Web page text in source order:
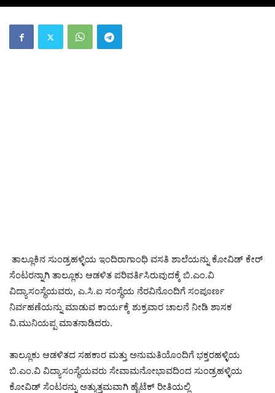
ತಾಲ್ಲೂಕಿನ ಸುಂಡ್ರಹಳ್ಳಿಯ ಇಂದಿರಾಗಾಂಧಿ ವಸತಿ ಶಾಲೆಯನ್ನು ಕೋವಿಡ್ ಕೇರ್
ಸೆಂಟರನ್ನಾಗಿ ತಾಲ್ಲೂಕು ಆಡಳಿತ ಪರಿವರ್ತಿಸಿರುವುದಕ್ಕೆ ಬಿ.ಎಂ.ವಿ
ವಿದ್ಯಾಸಂಸ್ಥೆಯವರು, ಎ.ಸಿ.ಐ ಸಂಸ್ಥೆಯ ನೆರವಿನೊಂದಿಗೆ ಸಂಪೂರ್ಣ
ನಿರ್ವಹಣೆಯನ್ನು ಮಾಡುವ ಕಾರ್ಯಕ್ಕೆ ಶುಕ್ರವಾರ ಚಾಲನೆ ನೀಡಿ ಶಾಸಕ
ವಿ.ಮುನಿಯಪ್ಪ ಮಾತನಾಡಿದರು.
ತಾಲ್ಲೂಕು ಆಡಳಿತದ ಸಹಕಾರ ಮತ್ತು ಅನುಮತಿಯೊಂದಿಗೆ ಭಕ್ತರಹಳ್ಳಿಯ
ಬಿ.ಎಂ.ವಿ ವಿದ್ಯಾಸಂಸ್ಥೆಯವರು ಸೇವಾಮನೋಭಾವದಿಂದ ಸುಂಡ್ರಹಳ್ಳಿಯ
ಕೋವಿಡ್ ಸೆಂಟರನ್ನು ಅತ್ಯುತ್ತಮವಾಗಿ ಹೈಟೆಕ್ ರೀತಿಯಲ್ಲಿ